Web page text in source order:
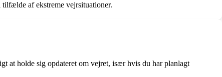
af ekstreme vejrsituationer.
at holde sig opdateret om vejret, især hvis du har planlagt